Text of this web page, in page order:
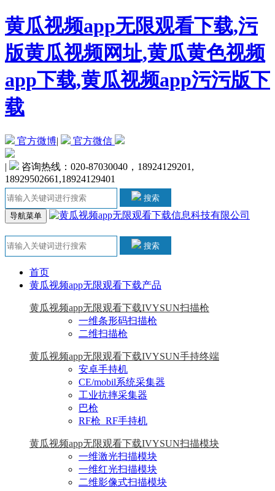
黄瓜视频app无限观看下载,污
版黄瓜视频网址,黄瓜黄色视频
app下载,黄瓜视频app污污版下
载
官方微博| 官方微信
|
咨询热线：020-87030040，18924129201,
18929502661,18924129401
搜索
导航菜单
搜索
首页
黄瓜视频app无限观看下载产品
黄瓜视频app无限观看下载IVYSUN扫描枪
一维条形码扫描枪
二维扫描枪
黄瓜视频app无限观看下载IVYSUN手持终端
安卓手持机
CE/mobil系统采集器
工业抗摔采集器
巴枪
RF枪_RF手持机
黄瓜视频app无限观看下载IVYSUN扫描模块
一维激光扫描模块
一维红光扫描模块
二维影像式扫描模块